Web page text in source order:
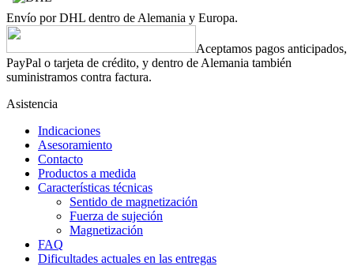
Envío por DHL dentro de Alemania y Europa.
Aceptamos pagos anticipados,
PayPal o tarjeta de crédito, y dentro de Alemania también
suministramos contra factura.
Asistencia
Indicaciones
Asesoramiento
Contacto
Productos a medida
Características técnicas
Sentido de magnetización
Fuerza de sujeción
Magnetización
FAQ
Dificultades actuales en las entregas